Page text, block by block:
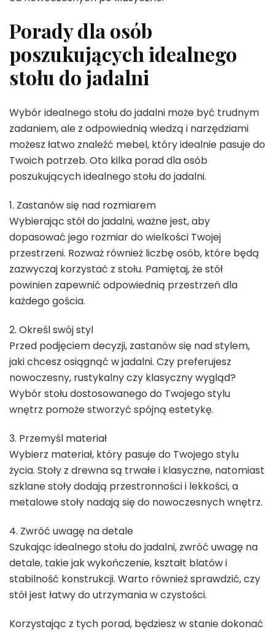
Porady dla osób
poszukujących idealnego
stołu do jadalni
Wybór idealnego stołu do jadalni może być trudnym
zadaniem, ale z odpowiednią wiedzą i narzędziami
możesz łatwo znaleźć mebel, który idealnie pasuje do
Twoich potrzeb. Oto kilka porad dla osób
poszukujących idealnego stołu do jadalni.
1. Zastanów się nad rozmiarem
Wybierając stół do jadalni, ważne jest, aby
dopasować jego rozmiar do wielkości Twojej
przestrzeni. Rozważ również liczbę osób, które będą
zazwyczaj korzystać z stołu. Pamiętaj, że stół
powinien zapewnić odpowiednią przestrzeń dla
każdego gościa.
2. Określ swój styl
Przed podjęciem decyzji, zastanów się nad stylem,
jaki chcesz osiągnąć w jadalni. Czy preferujesz
nowoczesny, rustykalny czy klasyczny wygląd?
Wybór stołu dostosowanego do Twojego stylu
wnętrz pomoże stworzyć spójną estetykę.
3. Przemyśl materiał
Wybierz materiał, który pasuje do Twojego stylu
życia. Stoły z drewna są trwałe i klasyczne, natomiast
szklane stoły dodają przestronności i lekkości, a
metalowe stoły nadają się do nowoczesnych wnętrz.
4. Zwróć uwagę na detale
Szukając idealnego stołu do jadalni, zwróć uwagę na
detale, takie jak wykończenie, kształt blatów i
stabilność konstrukcji. Warto również sprawdzić, czy
stół jest łatwy do utrzymania w czystości.
Korzystając z tych porad, będziesz w stanie dokonać